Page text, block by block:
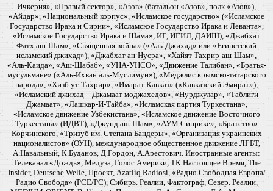
Ичкерия», «Правый сектор», «Азов» (батальон «Азов», полк «Азов»),
«Айдар», «Национальный корпус», «Исламское государство» («Исламское
Государство Ирака и Сирии», «Исламское Государство Ирака и Леванта»,
«Исламское Государство Ирака и Шама», ИГ, ИГИЛ, ДАИШ), «Джабхат
Фатх аш-Шам», «Священная война» («Аль-Джихад» или «Египетский
исламский джихад»), «Джабхат ан-Нусра», «Хайят Тахрир-аш-Шам»,
«Аль-Каида», «Аш-Шабаб», «УНА-УНСО», «Движение Талибан», «Братья-
мусульмане» («Аль-Ихван аль-Муслимун»), «Меджлис крымско-татарского
народа», «Хизб ут-Тахрир», «Имарат Кавказ» («Кавказский Эмират»),
«Исламский джихад – Джамаат моджахедов», «Нурджулар», «Таблиги
Джамаат», «Лашкар-И-Тайба», «Исламская партия Туркестана»,
«Исламское движение Узбекистана», «Исламское движение Восточного
Туркестана» (ИДВТ), «Джунд аш-Шам», «АУМ Синрике», «Братство»
Корчинского, «Тризуб им. Степана Бандеры», «Организация украинских
националистов» (ОУН), международное общественное движение ЛГБТ,
А.Навальный, К.Буданов, Д.Гордон, А.Арестович. Иностранные агенты:
Телеканал «Дождь», Медуза, Голос Америки, ТК Настоящее Время, The
Insider, Deutsche Welle, Проект, Azatliq Radiosi, «Радио Свободная Европа/
Радио Свобода» (PCE/PC), Сибирь. Реалии, Фактограф, Север. Реалии,